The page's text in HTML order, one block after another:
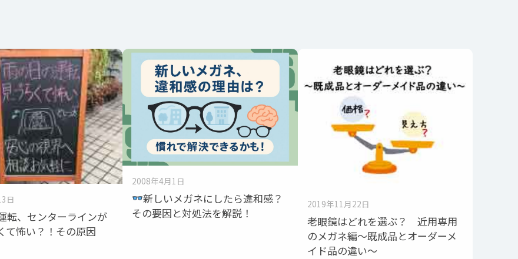
日
転、センターラインが
て怖い？！その原因
2008年4月1日
新しいメガネにしたら違和感？
その要因と対処法を解説！
2019年11月22日
老眼鏡はどれを選ぶ？ 近用専用
のメガネ編～既成品とオーダーメ
イド品の違い～